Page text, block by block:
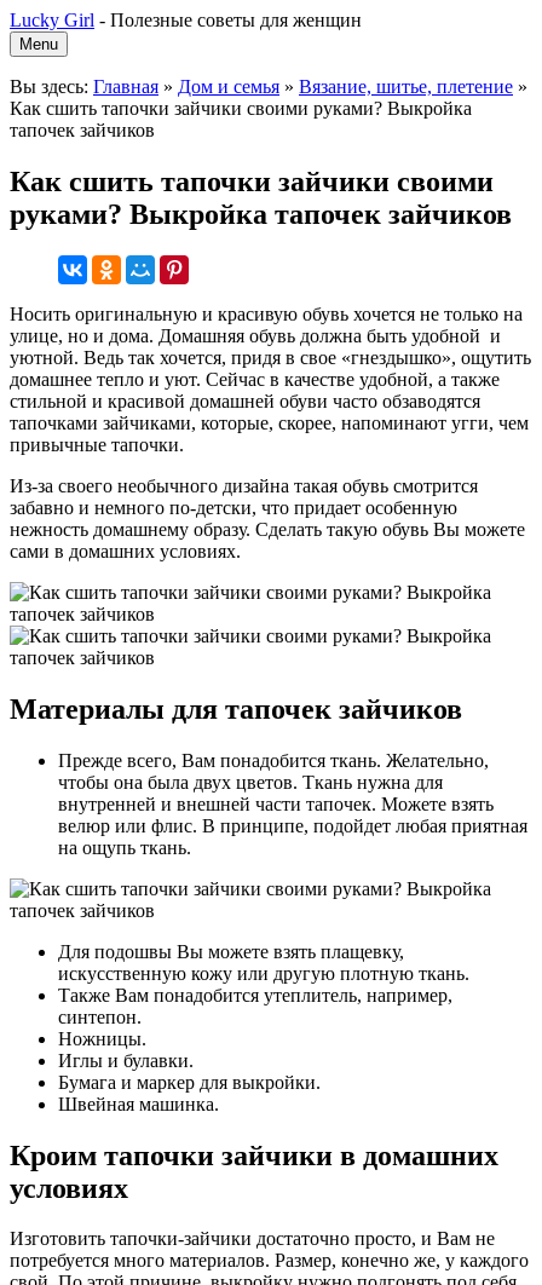
Lucky Girl - Полезные советы для женщин
Menu
Вы здесь: Главная » Дом и семья » Вязание, шитье, плетение »
Как сшить тапочки зайчики своими руками? Выкройка
тапочек зайчиков
Как сшить тапочки зайчики своими
руками? Выкройка тапочек зайчиков
Носить оригинальную и красивую обувь хочется не только на
улице, но и дома. Домашняя обувь должна быть удобной и
уютной. Ведь так хочется, придя в свое «гнездышко», ощутить
домашнее тепло и уют. Сейчас в качестве удобной, а также
стильной и красивой домашней обуви часто обзаводятся
тапочками зайчиками, которые, скорее, напоминают угги, чем
привычные тапочки.
Из-за своего необычного дизайна такая обувь смотрится
забавно и немного по-детски, что придает особенную
нежность домашнему образу. Сделать такую обувь Вы можете
сами в домашних условиях.
Материалы для тапочек зайчиков
Прежде всего, Вам понадобится ткань. Желательно,
чтобы она была двух цветов. Ткань нужна для
внутренней и внешней части тапочек. Можете взять
велюр или флис. В принципе, подойдет любая приятная
на ощупь ткань.
Для подошвы Вы можете взять плащевку,
искусственную кожу или другую плотную ткань.
Также Вам понадобится утеплитель, например,
синтепон.
Ножницы.
Иглы и булавки.
Бумага и маркер для выкройки.
Швейная машинка.
Кроим тапочки зайчики в домашних
условиях
Изготовить тапочки-зайчики достаточно просто, и Вам не
потребуется много материалов. Размер, конечно же, у каждого